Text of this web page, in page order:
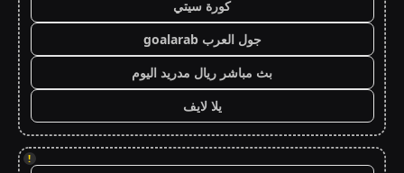
كورة سيتي
جول العرب goalarab
بث مباشر ريال مدريد اليوم
يلا لايف
!